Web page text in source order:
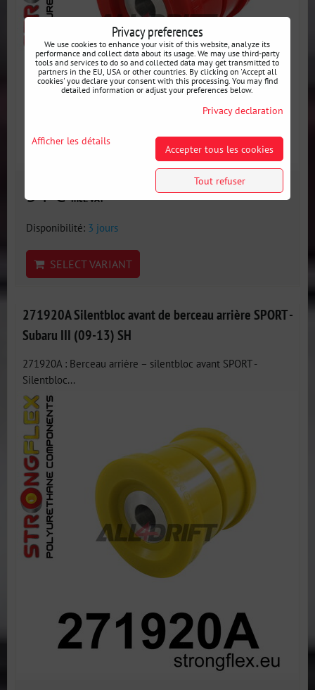
54 €incl. VAT
Disponibilité: 3 jours
SELECT VARIANT
271920A Silentbloc avant de berceau arrière SPORT -
Subaru III (09-13) SH
271920A : Berceau arrière – silentbloc avant SPORT -
Silentbloc...
Privacy preferences
We use cookies to enhance your visit of this website, analyze its
performance and collect data about its usage. We may use third-party
tools and services to do so and collected data may get transmitted to
partners in the EU, USA or other countries. By clicking on 'Accept all
cookies' you declare your consent with this processing. You may find
detailed information or adjust your preferences below.
Privacy declaration
Afficher les détails
Accepter tous les cookies
Tout refuser